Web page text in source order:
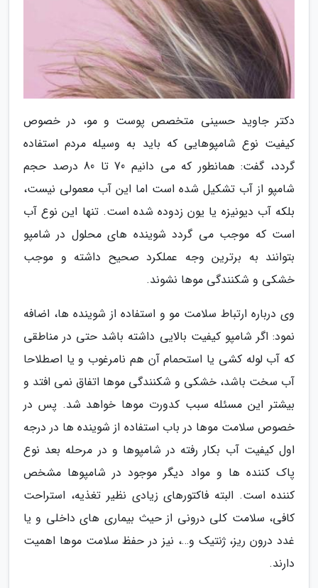
دکتر جاوید حسینی متخصص پوست و مو، در خصوص
کیفیت نوع شامپوهایی که باید به وسیله مردم استفاده
گردد، گفت: همانطور که می دانیم 70 تا 80 درصد حجم
شامپو از آب تشکیل شده است اما این آب معمولی نیست،
بلکه آب دیونیزه یا یون زدوده شده است. تنها این نوع آب
است که موجب می گردد شوینده های محلول در شامپو
بتوانند به برترین وجه عملکرد صحیح داشته و موجب
خشکی و شکنندگی موها نشوند.
وی درباره ارتباط سلامت مو و استفاده از شوینده ها، اضافه
نمود: اگر شامپو کیفیت بالایی داشته باشد حتی در مناطقی
که آب لوله کشی یا استحمام آن هم نامرغوب و یا اصطلاحا
آب سخت باشد، خشکی و شکنندگی موها اتفاق نمی افتد و
بیشتر این مسئله سبب کدورت موها خواهد شد. پس در
خصوص سلامت موها در باب استفاده از شوینده ها در درجه
اول کیفیت آب بکار رفته در شامپوها و در مرحله بعد نوع
پاک کننده ها و مواد دیگر موجود در شامپوها مشخص
کننده است. البته فاکتورهای زیادی نظیر تغذیه، استراحت
کافی، سلامت کلی درونی از حیث بیماری های داخلی و یا
غدد درون ریز، ژنتیک و…، نیز در حفظ سلامت موها اهمیت
دارند.